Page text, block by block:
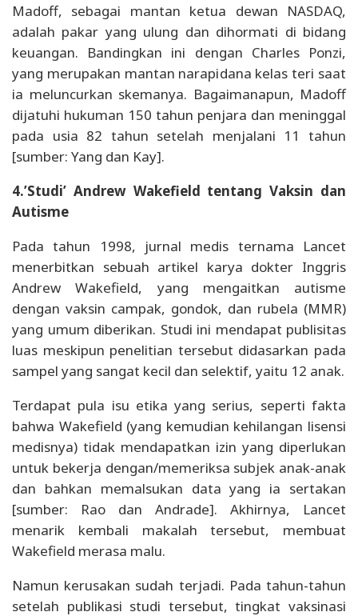
Madoff, sebagai mantan ketua dewan NASDAQ,
adalah pakar yang ulung dan dihormati di bidang
keuangan. Bandingkan ini dengan Charles Ponzi,
yang merupakan mantan narapidana kelas teri saat
ia meluncurkan skemanya. Bagaimanapun, Madoff
dijatuhi hukuman 150 tahun penjara dan meninggal
pada usia 82 tahun setelah menjalani 11 tahun
[sumber: Yang dan Kay].
4.’Studi’ Andrew Wakefield tentang Vaksin dan
Autisme
Pada tahun 1998, jurnal medis ternama Lancet
menerbitkan sebuah artikel karya dokter Inggris
Andrew Wakefield, yang mengaitkan autisme
dengan vaksin campak, gondok, dan rubela (MMR)
yang umum diberikan. Studi ini mendapat publisitas
luas meskipun penelitian tersebut didasarkan pada
sampel yang sangat kecil dan selektif, yaitu 12 anak.
Terdapat pula isu etika yang serius, seperti fakta
bahwa Wakefield (yang kemudian kehilangan lisensi
medisnya) tidak mendapatkan izin yang diperlukan
untuk bekerja dengan/memeriksa subjek anak-anak
dan bahkan memalsukan data yang ia sertakan
[sumber: Rao dan Andrade]. Akhirnya, Lancet
menarik kembali makalah tersebut, membuat
Wakefield merasa malu.
Namun kerusakan sudah terjadi. Pada tahun-tahun
setelah publikasi studi tersebut, tingkat vaksinasi